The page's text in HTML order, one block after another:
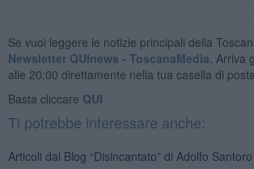
Se vuoi leggere le notizie principali della
Newsletter QUInews - ToscanaMedia. Arriva
alle 20:00 direttamente nella tua casella di posta.
Basta cliccare QUI
Ti potrebbe interessare anche:
Articoli dal Blog “Disincantato” di Adolfo Santoro